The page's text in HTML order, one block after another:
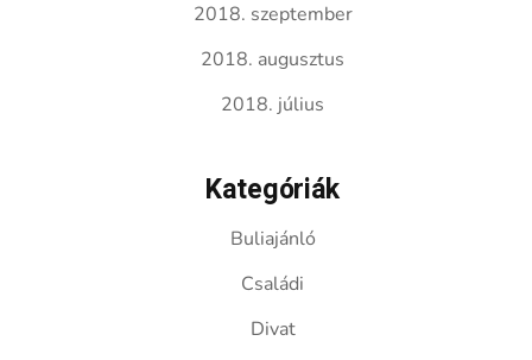
2018. szeptember
2018. augusztus
2018. július
Kategóriák
Buliajánló
Családi
Divat